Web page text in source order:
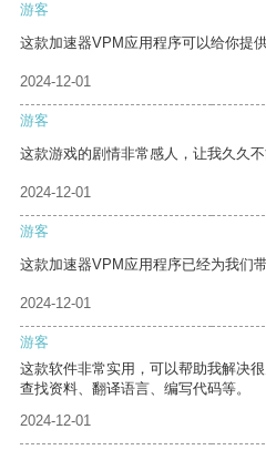
游客
这款加速器VPM应用程序可以给你提
2024-12-01
游客
这款游戏的剧情非常感人，让我久久不
2024-12-01
游客
这款加速器VPM应用程序已经为我们
2024-12-01
游客
这款软件非常实用，可以帮助我解决
查找资料、翻译语言、编写代码等。
2024-12-01